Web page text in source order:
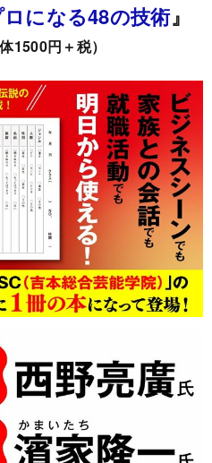
になる48の技術』
1500円＋税）